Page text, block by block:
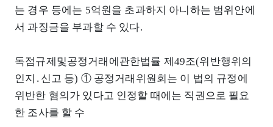
는 경우 등에는 5억원을 초과하지 아니하는 범위안에
서 과징금을 부과할 수 있다.
독점규제및공정거래에관한법률 제49조(위반행위의
인지․신고 등) ① 공정거래위원회는 이 법의 규정에
위반한 혐의가 있다고 인정할 때에는 직권으로 필요
한 조사를 할 수